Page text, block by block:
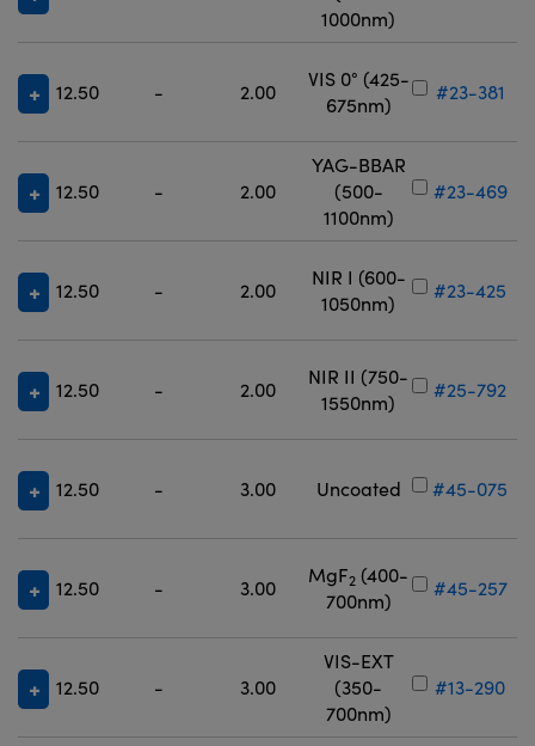
1000nm)
12.50 - 2.00
VIS 0° (425-
675nm)
#23-381
12.50 - 2.00
YAG-BBAR
(500-
1100nm)
#23-469
12.50 - 2.00
NIR I (600-
1050nm)
#23-425
12.50 - 2.00
NIR II (750-
1550nm)
#25-792
12.50 - 3.00 Uncoated #45-075
12.50 - 3.00
MgF2 (400-
700nm)
#45-257
12.50 - 3.00
VIS-EXT
(350-
700nm)
#13-290